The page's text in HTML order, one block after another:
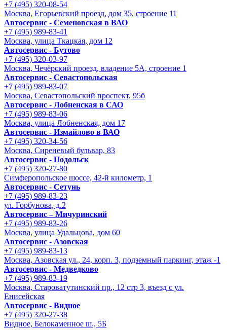
+7 (495) 320-08-54
Москва, Егорьевский проезд, дом 35, строение 11
Автосервис - Семеновская в ВАО
+7 (495) 989-83-41
Москва, улица Ткацкая, дом 12
Автосервис - Бутово
+7 (495) 320-03-97
Москва, Чечёрский проезд, владение 5А, строение 1
Автосервис - Cевастопольская
+7 (495) 989-83-07
Москва, Севастопольский проспект, 95б
Автосервис - Лобненская в САО
+7 (495) 989-83-06
Москва, улица Лобненская, дом 17
Автосервис - Измайлово в ВАО
+7 (495) 320-34-56
Москва, Сиреневый бульвар, 83
Автосервис - Подольск
+7 (495) 320-27-80
Симферопольское шоссе, 42-й километр, 1
Автосервис - Сетунь
+7 (495) 989-83-23
ул. Горбунова, д.2
Автосервис – Мичуринский
+7 (495) 989-83-26
Москва, улица Удальцова, дом 60
Автосервис - Азовская
+7 (495) 989-83-13
Москва, Азовская ул., 24, корп. 3, подземный паркинг, этаж -1
Автосервис - Медведково
+7 (495) 989-83-19
Москва, Староватутинский пр., 12 стр 3, въезд с ул.
Енисейская
Автосервис - Видное
+7 (495) 320-27-38
Видное, Белокаменное ш., 5Б